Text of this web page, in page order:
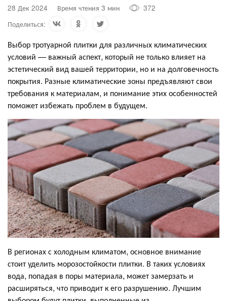
28 Дек 2024 Время чтения 3 мин
372
Поделиться:
Выбор тротуарной плитки для различных климатических
условий — важный аспект, который не только влияет на
эстетический вид вашей территории, но и на долговечность
покрытия. Разные климатические зоны предъявляют свои
требования к материалам, и понимание этих особенностей
поможет избежать проблем в будущем.
В регионах с холодным климатом, основное внимание
стоит уделить морозостойкости плитки. В таких условиях
вода, попадая в поры материала, может замерзать и
расширяться, что приводит к его разрушению. Лучшим